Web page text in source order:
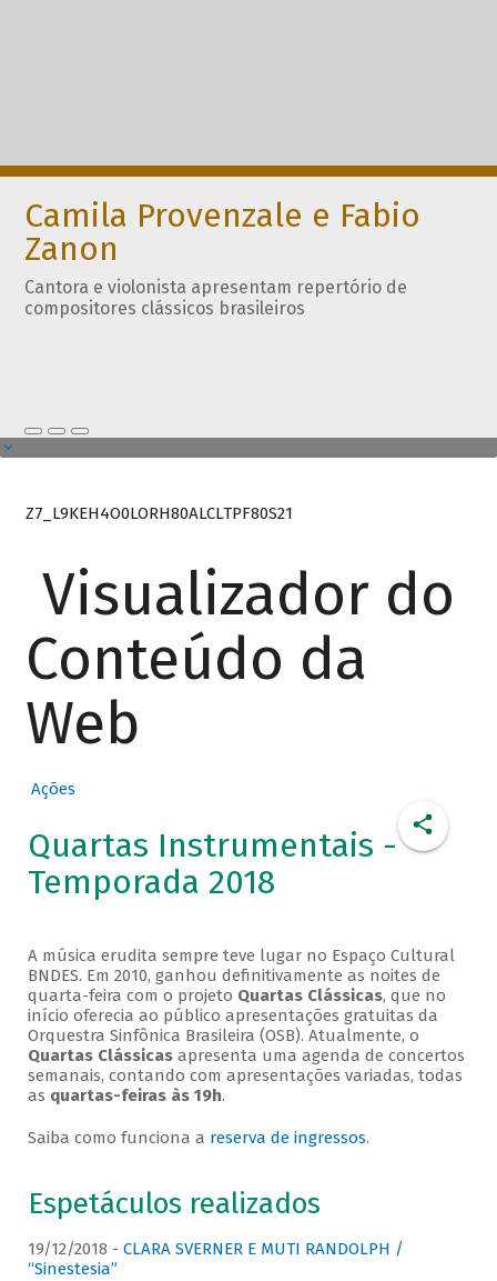
Camila Provenzale e Fabio
Zanon
Cantora e violonista apresentam repertório de
compositores clássicos brasileiros
Z7_L9KEH4O0LORH80ALCLTPF80S21
Visualizador do
Conteúdo da
Web
Ações
Quartas Instrumentais -
Temporada 2018
A música erudita sempre teve lugar no Espaço Cultural
BNDES. Em 2010, ganhou definitivamente as noites de
quarta-feira com o projeto Quartas Clássicas, que no
início oferecia ao público apresentações gratuitas da
Orquestra Sinfônica Brasileira (OSB). Atualmente, o
Quartas Clássicasapresenta uma agenda de concertos
semanais, contando com apresentações variadas, todas
as quartas-feiras às 19h.
Saiba como funciona a reserva de ingressos.
Espetáculos realizados
19/12/2018 - CLARA SVERNER E MUTI RANDOLPH /
“Sinestesia”